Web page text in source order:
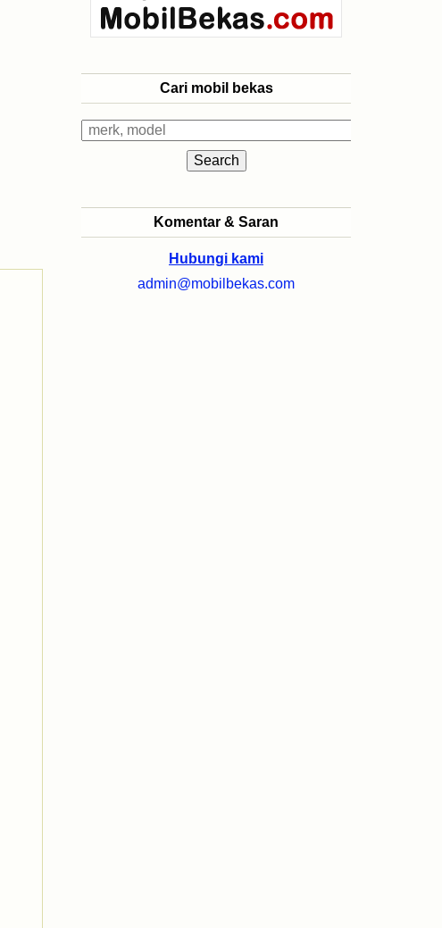
Cari mobil bekas
Komentar & Saran
Hubungi kami
admin@mobilbekas.com